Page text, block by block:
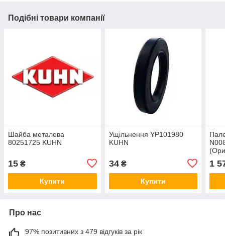
Подібні товари компанії
Шайба металева
80251725 KUHN
15 ₴
Купити
Ущільнення YP101980
KUHN
34₴
Купити
1
Про нас
97% позитивних з 479 відгуків за рік